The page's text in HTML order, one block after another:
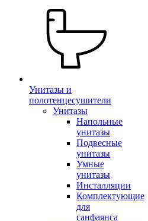
Унитазы и
полотенцесушители
Унитазы
Напольные
унитазы
Подвесные
унитазы
Умные
унитазы
Инсталляции
Комплектующие
для
санфаянса